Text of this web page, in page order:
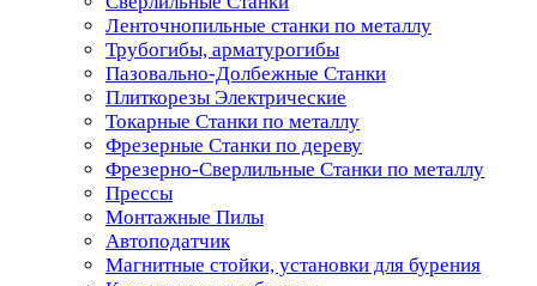
Ленточнопильные станки по металлу
Трубогибы, арматурогибы
Пазовально-Долбежные Станки
Плиткорезы Электрические
Токарные Станки по металлу
Фрезерные Станки по дереву
Фрезерно-Сверлильные Станки по металлу
Прессы
Монтажные Пилы
Автоподатчик
Магнитные стойки, установки для бурения